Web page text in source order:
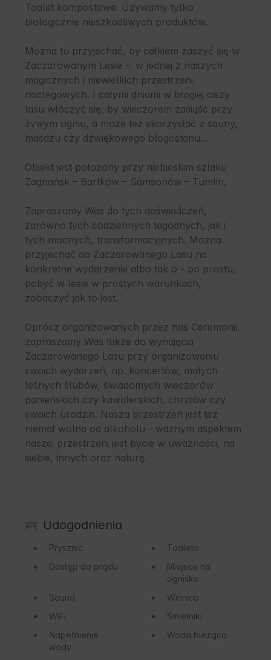
Toalet kompostowe. Używamy tylko
biologicznie nieszkodliwych produktów.
Można tu przyjechać, by całkiem zaszyć się w
Zaczarowanym Lesie -  w jednej z naszych
magicznych i niewielkich przestrzeni
noclegowych. I całymi dniami w błogiej ciszy
lasu włóczyć się, by wieczorem zasiąść przy
żywym ogniu, a może też skorzystać z sauny,
masażu czy dźwiękowego błogostanu...
Obiekt jest położony przy niebieskim szlaku
Zagnańsk – Bartków – Samsonów – Tumlin.
Zapraszamy Was do tych doświadczeń,
zarówno tych codziennych łagodnych, jak i
tych mocnych, transformacyjnych. Można
przyjechać do Zaczarowanego Lasu na
konkretne wydarzenie albo tak o - po prostu,
pobyć w lesie w prostych warunkach,
zobaczyć jak to jest.
Oprócz organizowanych przez nas Ceremonii,
zapraszamy Was także do wynajęcia
Zaczarowanego Lasu przy organizowaniu
swoich wydarzeń, np. koncertów, małych
leśnych ślubów, świadomych wieczorów
panieńskich czy kawalerskich, chrztów czy
swoich urodzin. Nasza przestrzeń jest też
niemal wolna od alkoholu - ważnym aspektem
naszej przestrzeni jest bycie w uważności, na
siebie, innych oraz naturę.
Udogodnienia
Prysznic
Toaleta
Dostęp do prądu
Miejsce na
ognisko
Sauna
Winnica
WiFi
Śmietniki
Napełnienie
wody
Woda bieżąca